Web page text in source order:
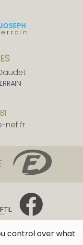
nef.fr
control over what